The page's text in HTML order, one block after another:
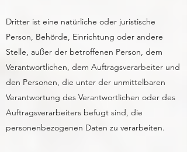
Dritter ist eine natürliche oder juristische
Person, Behörde, Einrichtung oder andere
Stelle, außer der betroffenen Person, dem
Verantwortlichen, dem Auftragsverarbeiter und
den Personen, die unter der unmittelbaren
Verantwortung des Verantwortlichen oder des
Auftragsverarbeiters befugt sind, die
personenbezogenen Daten zu verarbeiten.